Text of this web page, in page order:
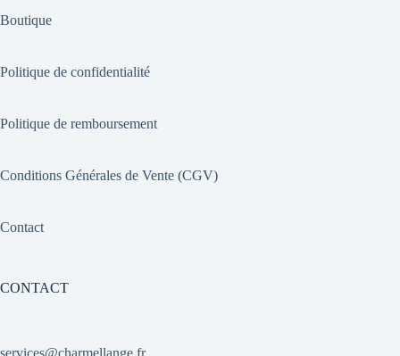
Boutique
Politique de confidentialité
Politique de remboursement
Conditions Générales de Vente (CGV)
Contact
CONTACT
services@charmellange.fr